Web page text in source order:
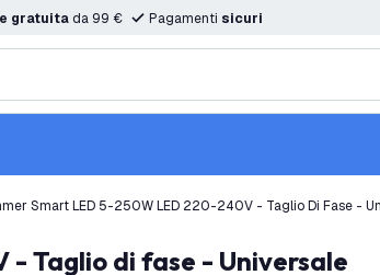
gratuita da 99 € Pagamenti sicuri
Smart LED 5-250W LED 220-240V - Taglio Di Fase -
- Taglio di fase - Universale